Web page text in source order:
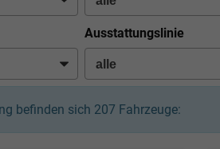
Ausstattungslinie
befinden sich 207 Fahrzeuge: